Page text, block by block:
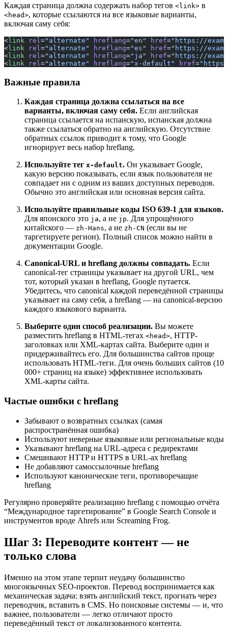
Каждая страница должна содержать набор тегов <link> в
<head>, которые ссылаются на все языковые варианты,
включая саму себя:
< link rel ="alternate" hreflang="en" href="https://
< link rel ="alternate" hreflang="es" href="https://
< link rel ="alternate" hreflang="ja" href="https://
< link rel ="alternate" hreflang="x-default" href=
Важные правила
Каждая страница должна ссылаться на все
варианты, включая саму себя. Если английская
страница ссылается на испанскую, испанская должна
также ссылаться обратно на английскую. Отсутствие
обратных ссылок приводит к тому, что Google
игнорирует весь набор hreflang.
Используйте тег x-default. Он указывает Google,
какую версию показывать, если язык пользователя не
совпадает ни с одним из ваших доступных переводов.
Обычно это английская или основная версия сайта.
Используйте правильные коды ISO 639-1 для языков.
Для японского это ja, а не jp. Для упрощённого
китайского — zh-Hans, а не zh-CN (если вы не
таргетируете регион). Полный список можно найти в
документации Google.
Canonical-URL и hreflang должны совпадать. Если
canonical-тег страницы указывает на другой URL, чем
тот, который указан в hreflang, Google путается.
Убедитесь, что canonical каждой переведённой страницы
указывает на саму себя, а hreflang — на canonical-версию
каждого языкового варианта.
Выберите один способ реализации. Вы можете
разместить hreflang в HTML-тегах <head>, HTTP-
заголовках или XML-картах сайта. Выберите один и
придерживайтесь его. Для большинства сайтов проще
использовать HTML-теги. Для очень больших сайтов (10
000+ страниц на языке) эффективнее использовать
XML-карты сайта.
Частые ошибки с hreflang
Забывают о возвратных ссылках (самая
распространённая ошибка)
Используют неверные языковые или региональные коды
Указывают hreflang на URL-адреса с редиректами
Смешивают HTTP и HTTPS в URL-ах hreflang
Не добавляют самоссылочные hreflang
Используют канонические теги, противоречащие
hreflang
Регулярно проверяйте реализацию hreflang с помощью отчёта
“Международное таргетирование” в Google Search Console и
инструментов вроде Ahrefs или Screaming Frog.
Шаг 3: Переводите контент — не
только слова
Именно на этом этапе терпит неудачу большинство
многоязычных SEO-проектов. Перевод воспринимается как
механическая задача: взять английский текст, прогнать через
переводчик, вставить в CMS. Но поисковые системы — и, что
важнее, пользователи — легко отличают просто
переведённый текст от локализованного контента.